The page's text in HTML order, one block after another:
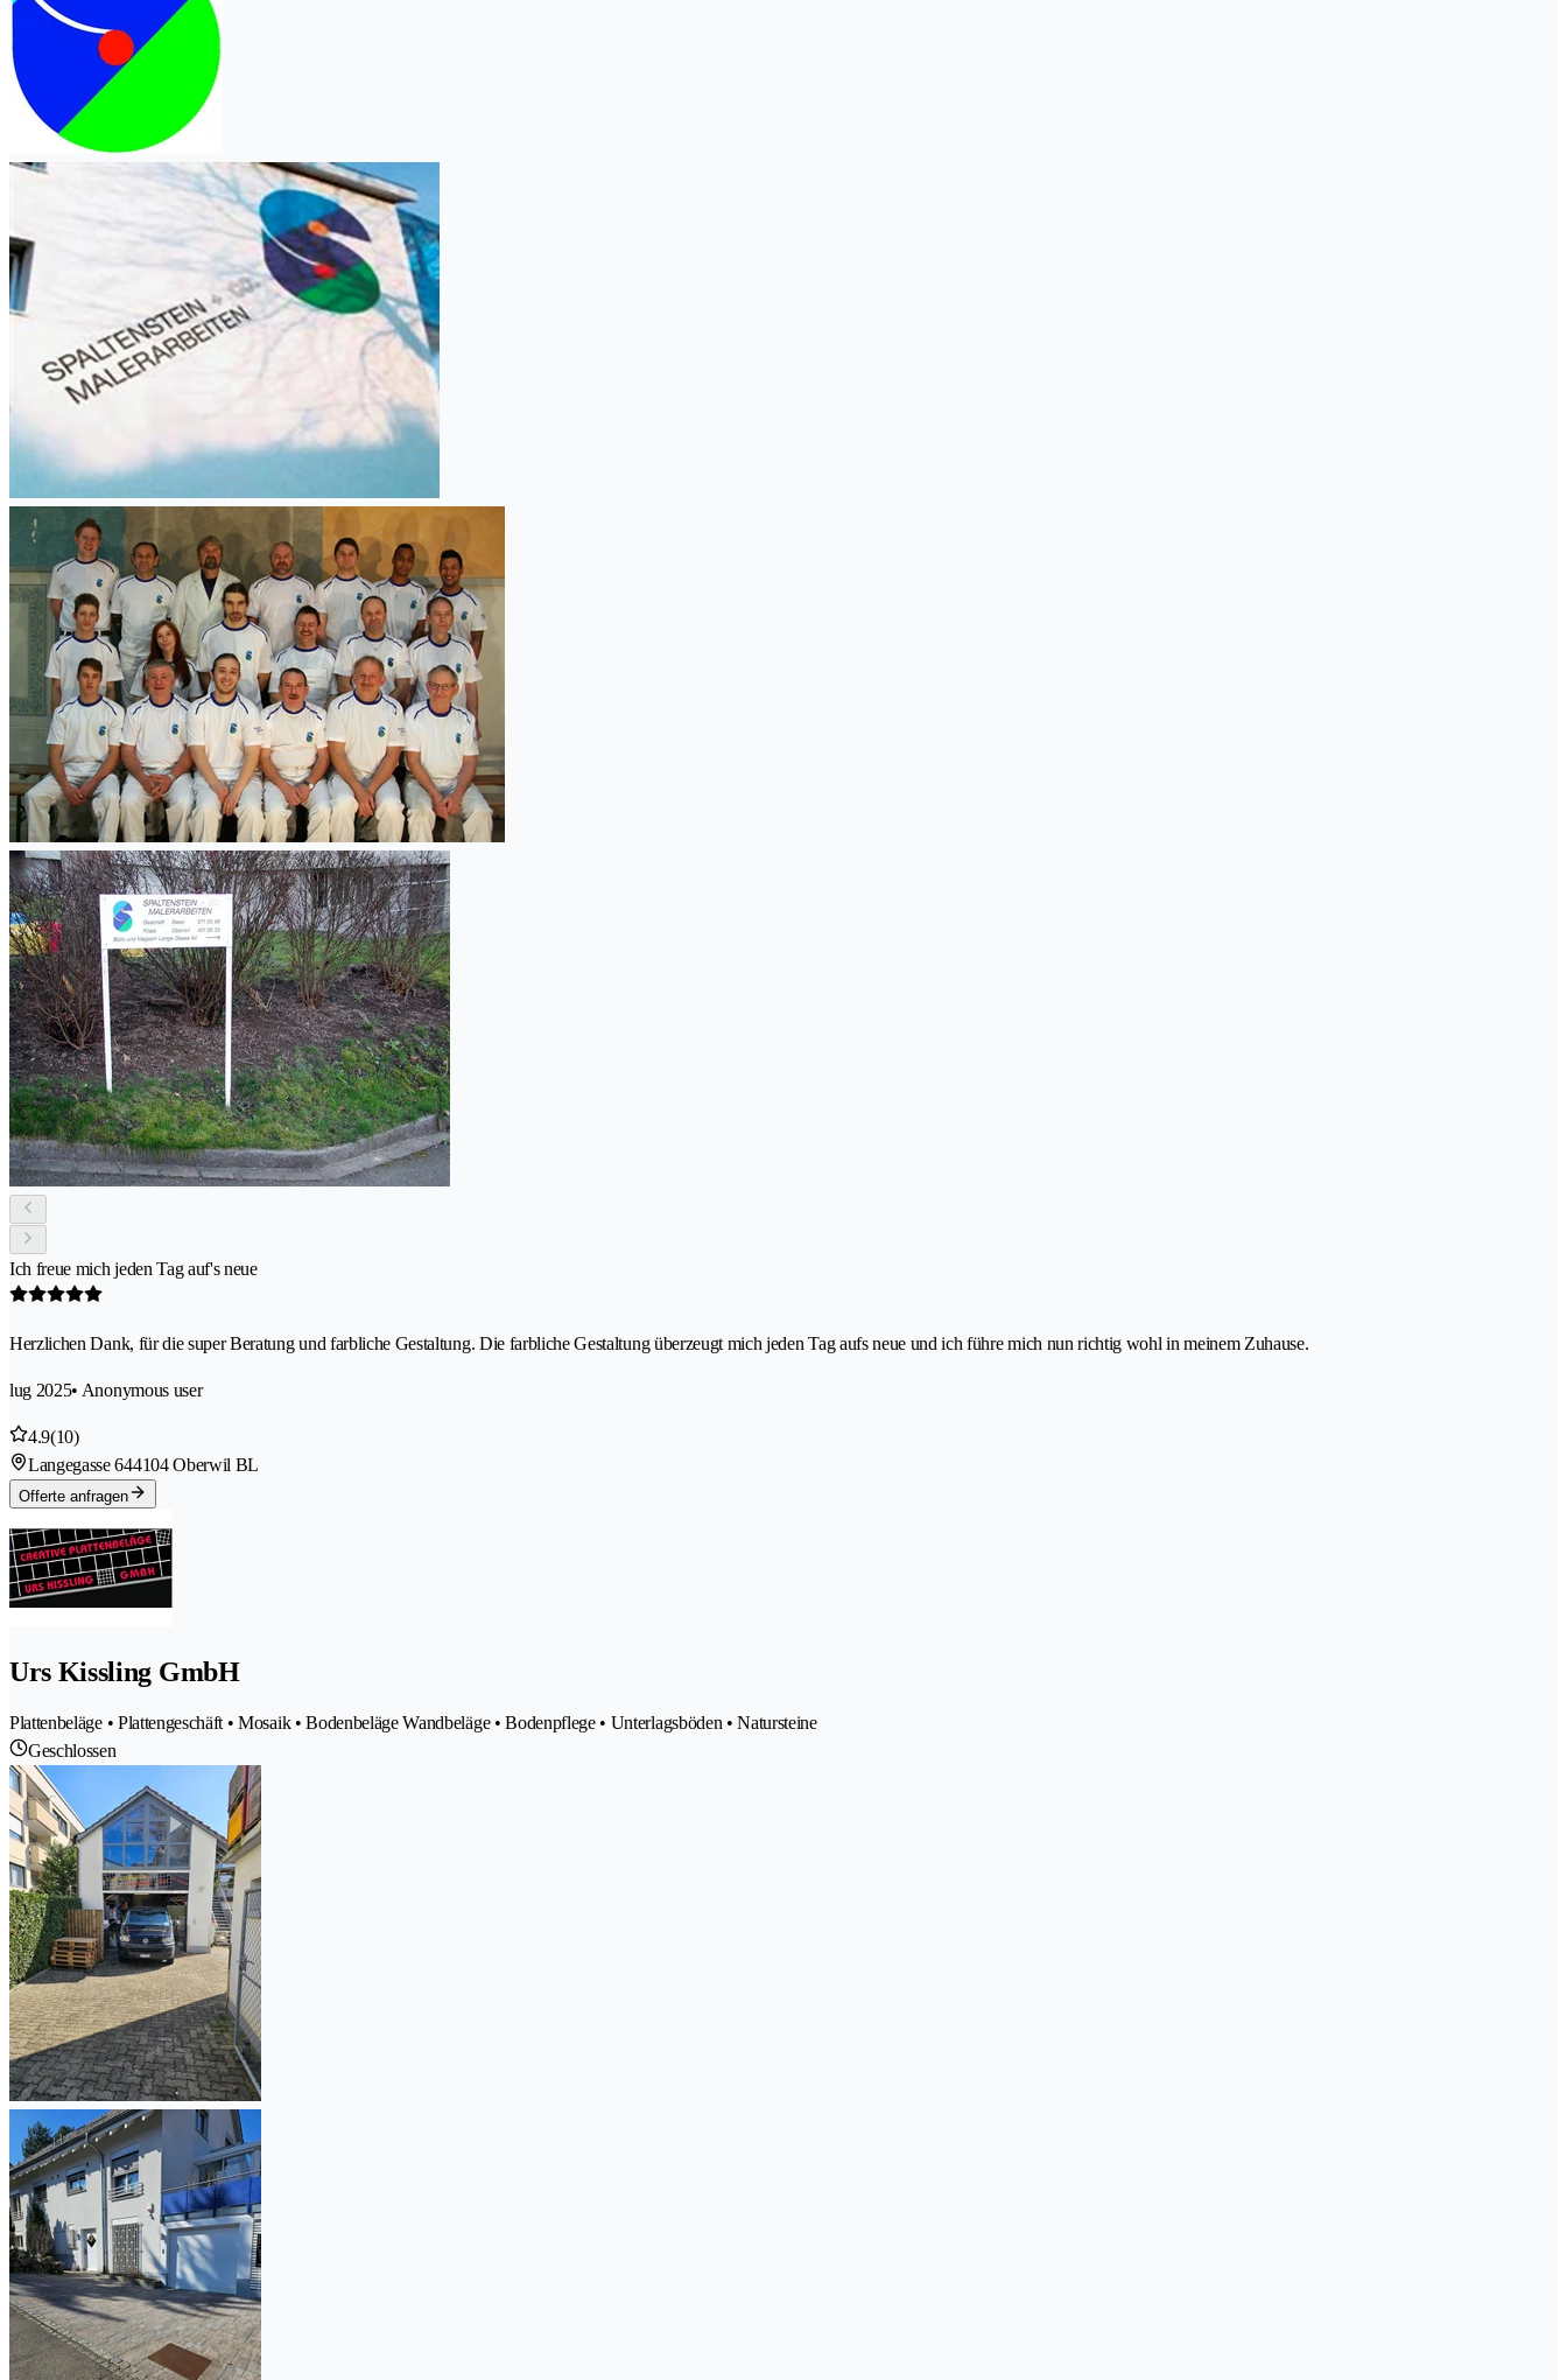
Ich freue mich jeden Tag auf's neue
Herzlichen Dank, für die super Beratung und farbliche Gestaltung. Die farbliche Gestaltung überzeugt mich jeden Tag aufs neue und ich führe mich nun richtig wohl in meinem Zuhause.
lug 2025• Anonymous user
4.9(10)
Langegasse 644104 Oberwil BL
Offerte anfragen
Urs Kissling GmbH
Plattenbeläge • Plattengeschäft • Mosaik • Bodenbeläge Wandbeläge • Bodenpflege • Unterlagsböden • Natursteine
Geschlossen